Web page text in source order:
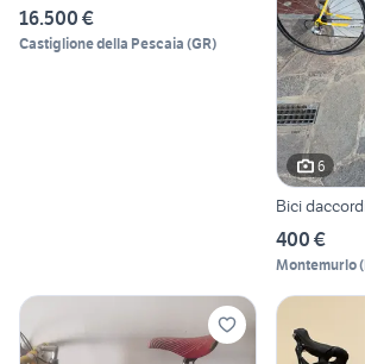
16.500 €
Castiglione della Pescaia (GR)
6
Bici
400 €
Montemurlo(